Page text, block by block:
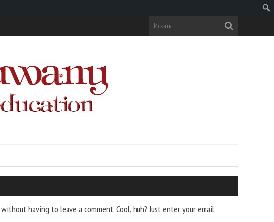
without having to leave a comment. Cool, huh? Just enter your email